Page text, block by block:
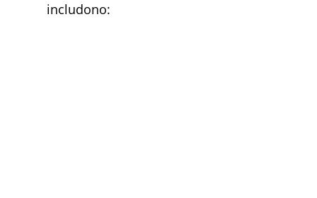
includono: